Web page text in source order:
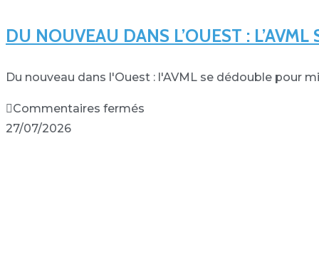
DU NOUVEAU DANS L’OUEST :
Du nouveau dans l'Ouest : l'AVML se dédouble pour
Commentaires fermés
27/07/2026